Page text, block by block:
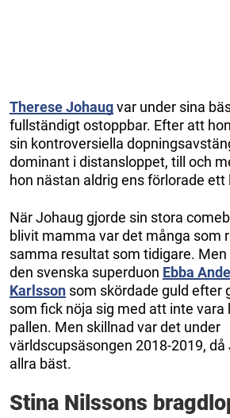
Therese Johaugvar under sina
fullständigt ostoppbar. Efter att
sin kontroversiella
dominant i distansloppet, till och
hon nästan aldrig ens förlorade ett
När Johaug gjorde sin stora
blivit mamma var det många som
samma resultat som tidigare.
den svenska superduon Ebba
Karlsson som skördade guld efter
som fick nöja sig med att inte vara
pallen. Men skillnad var det under
världscupsäsongen 2018-2019,
allra bäst.
Stina Nilssons